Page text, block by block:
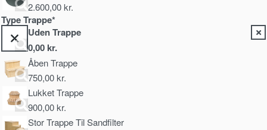
2.600,00kr.
Type Trappe*
Uden Trappe
0,00 kr.
Åben Trappe
750,00kr.
Lukket Trappe
900,00kr.
Stor Trappe Til Sandfilter